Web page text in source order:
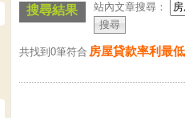
搜尋結果 站內文章搜尋：
共找到0筆符合 房屋貸款率利最